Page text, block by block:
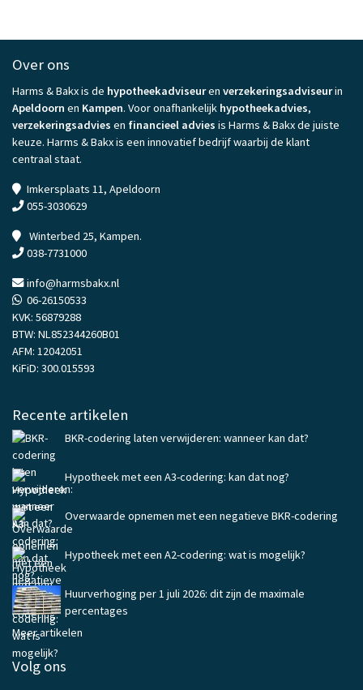
Over ons
Harms & Bakx is de hypotheekadviseuren verzekeringsadviseurin
Apeldoorn en Kampen. Voor onafhankelijk hypotheekadvies,
verzekeringsadvies en financieel advies is Harms & Bakx de juiste
keuze. Harms & Bakx is een innovatief bedrijf waarbij de klant
centraal staat.
Imkersplaats 11, Apeldoorn
055-3030629
Winterbed 25, Kampen.
038-7731000
info@harmsbakx.nl
06-26150533
KVK: 56879288
BTW: NL852344260B01
AFM: 12042051
KiFiD: 300.015593
Recente artikelen
BKR-codering laten verwijderen: wanneer kan dat?
Hypotheek met een A3-codering: kan dat nog?
Overwaarde opnemen met een negatieve BKR-codering
Hypotheek met een A2-codering: wat is mogelijk?
Huurverhoging per 1 juli 2026: dit zijn de maximale
percentages
Meer artikelen
Volg ons